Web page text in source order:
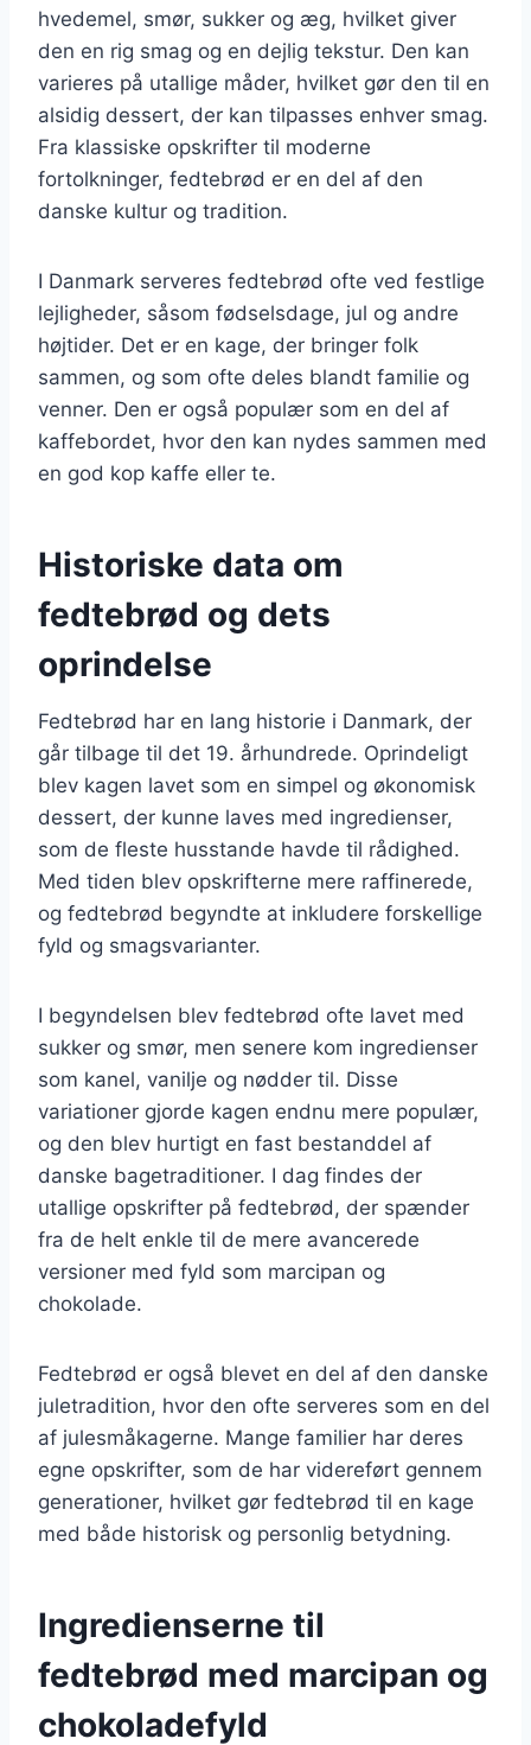
hvedemel, smør, sukker og æg, hvilket giver
den en rig smag og en dejlig tekstur. Den kan
varieres på utallige måder, hvilket gør den til en
alsidig dessert, der kan tilpasses enhver smag.
Fra klassiske opskrifter til moderne
fortolkninger, fedtebrød er en del af den
danske kultur og tradition.
I Danmark serveres fedtebrød ofte ved festlige
lejligheder, såsom fødselsdage, jul og andre
højtider. Det er en kage, der bringer folk
sammen, og som ofte deles blandt familie og
venner. Den er også populær som en del af
kaffebordet, hvor den kan nydes sammen med
en god kop kaffe eller te.
Historiske data om
fedtebrød og dets
oprindelse
Fedtebrød har en lang historie i Danmark, der
går tilbage til det 19. århundrede. Oprindeligt
blev kagen lavet som en simpel og økonomisk
dessert, der kunne laves med ingredienser,
som de fleste husstande havde til rådighed.
Med tiden blev opskrifterne mere raffinerede,
og fedtebrød begyndte at inkludere forskellige
fyld og smagsvarianter.
I begyndelsen blev fedtebrød ofte lavet med
sukker og smør, men senere kom ingredienser
som kanel, vanilje og nødder til. Disse
variationer gjorde kagen endnu mere populær,
og den blev hurtigt en fast bestanddel af
danske bagetraditioner. I dag findes der
utallige opskrifter på fedtebrød, der spænder
fra de helt enkle til de mere avancerede
versioner med fyld som marcipan og
chokolade.
Fedtebrød er også blevet en del af den danske
juletradition, hvor den ofte serveres som en del
af julesmåkagerne. Mange familier har deres
egne opskrifter, som de har videreført gennem
generationer, hvilket gør fedtebrød til en kage
med både historisk og personlig betydning.
Ingredienserne til
fedtebrød med marcipan og
chokoladefyld